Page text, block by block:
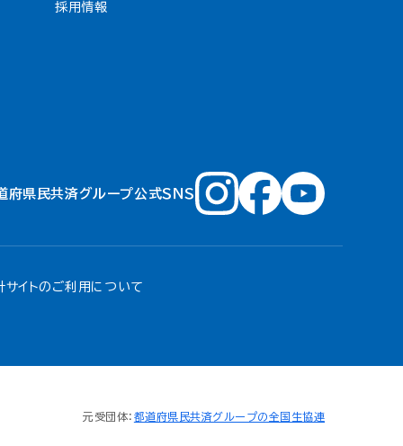
採用情報
府県民共済グループ公式ＳＮＳ
サイトのご利用について
元受団体： 都道府県民共済グループの全国生協連